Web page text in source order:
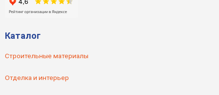
Каталог
Строительные материалы
Отделка и интерьер